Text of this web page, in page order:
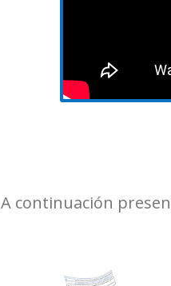
A continuación